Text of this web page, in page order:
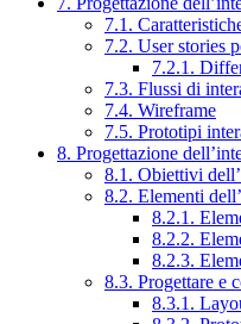
7.1.
7.2. User stories
7.2.1.
7.3. Flussi di
7.4. Wireframe
7.5. Prototipi
8. Progettazione
8.1. Obiettivi
8.2. Elementi
8.2.1.
8.2.2.
8.2.3.
8.3. Progettare e
8.3.1.